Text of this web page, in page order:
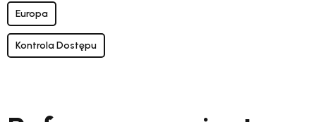
Europa
Kontrola Dostępu